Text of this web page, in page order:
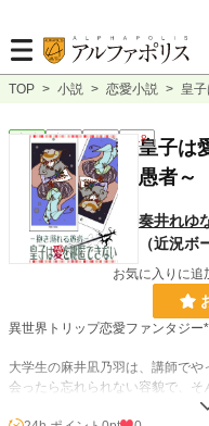
TOP > 小説 > 恋愛小説 > 皇
恋愛 完結 長編 R18皇子は
愚者～
奏井れゆ
（近況ボ
お気に入りに追
異世界トリップ恋愛ファンタジー*
大学生の麻井凪乃羽は、講師でや
会ったら忘れられない容貌で、そ
それを万生に打ち明けてみた。す